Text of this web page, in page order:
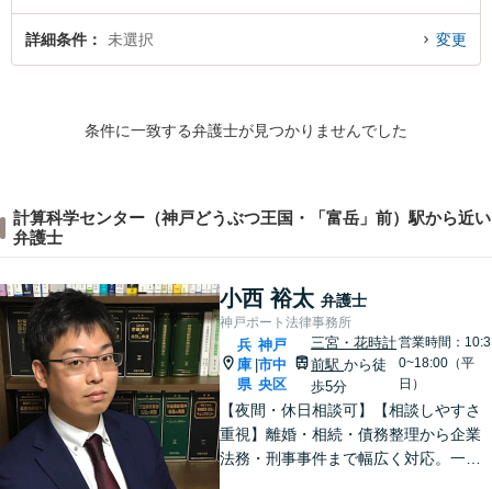
ぶつ王国・「富岳」前）駅近くの弁護士を検索したい』『初回無料で投資詐欺
を法律相談できる計算科学センター（神戸どうぶつ王国・「富岳」前）駅付近
詳細条件 未選択 変更
条件に一致する弁護士が見つかりませんでした
計算科学センター（神戸どうぶつ王国・「富岳」前）駅から近い
弁護士
小西 裕太 弁護士
神戸ポート法律事務所
兵
庫
県
|
神戸
市中
央区
三宮・花時計
前駅から徒
歩5分
営業時間：10:3
0~18:00（平
日）
【夜間・休日相談可】【相談しやすさ
重視】離婚・相続・債務整理から企業
法務・刑事事件まで幅広く対応。一般